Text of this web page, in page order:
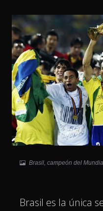
Brasil, campeón del
Brasil es la única